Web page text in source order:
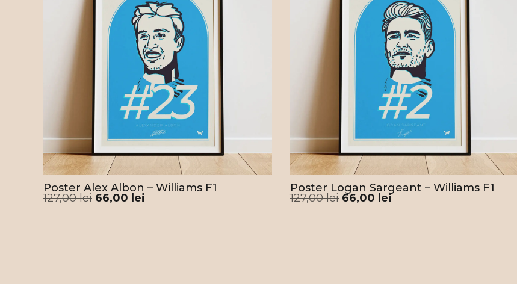
Poster Alex Albon – Williams F1
127,00lei 66,00 lei
Poster Logan Sargeant – Williams F1
127,00lei 66,00 lei